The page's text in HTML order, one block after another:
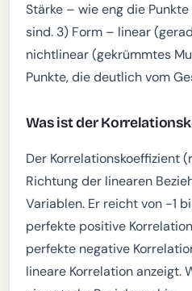
Stärke – wie eng die
sind. 3) Form – linear
nichtlinear (gekrümmtes
Punkte, die deutlich vom
Was ist der
Der Korrelationskoeffizient
Richtung der linearen
Variablen. Er reicht von -1
perfekte positive
perfekte negative
lineare Korrelation anzeigt.